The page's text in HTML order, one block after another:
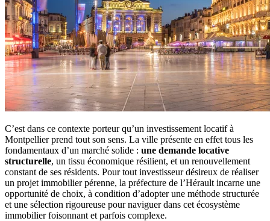
C’est dans ce contexte porteur qu’un investissement locatif à
Montpellier prend tout son sens. La ville présente en effet tous les
fondamentaux d’un marché solide : une demande locative
structurelle, un tissu économique résilient, et un renouvellement
constant de ses résidents. Pour tout investisseur désireux de réaliser
un projet immobilier pérenne, la préfecture de l’Hérault incarne une
opportunité de choix, à condition d’adopter une méthode structurée
et une sélection rigoureuse pour naviguer dans cet écosystème
immobilier foisonnant et parfois complexe.